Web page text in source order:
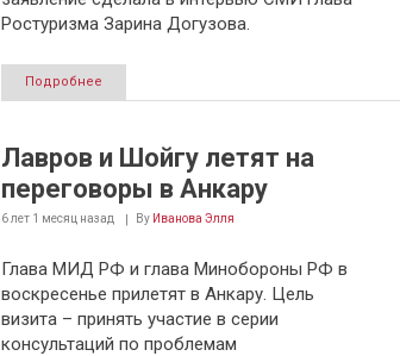
Ростуризма Зарина Догузова.
Подробнее
Лавров и Шойгу летят на
переговоры в Анкару
6 лет 1 месяц назад By Иванова Элля
Глава МИД РФ и глава Минобороны РФ в
воскресенье прилетят в Анкару. Цель
визита – принять участие в серии
консультаций по проблемам